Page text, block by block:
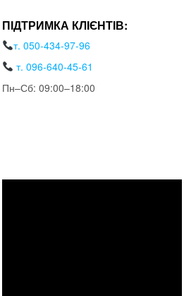
ПІДТРИМКА КЛІЄНТІВ:
т. 050-434-97-96
т. 096-640-45-61
Пн–Сб: 09:00–18:00